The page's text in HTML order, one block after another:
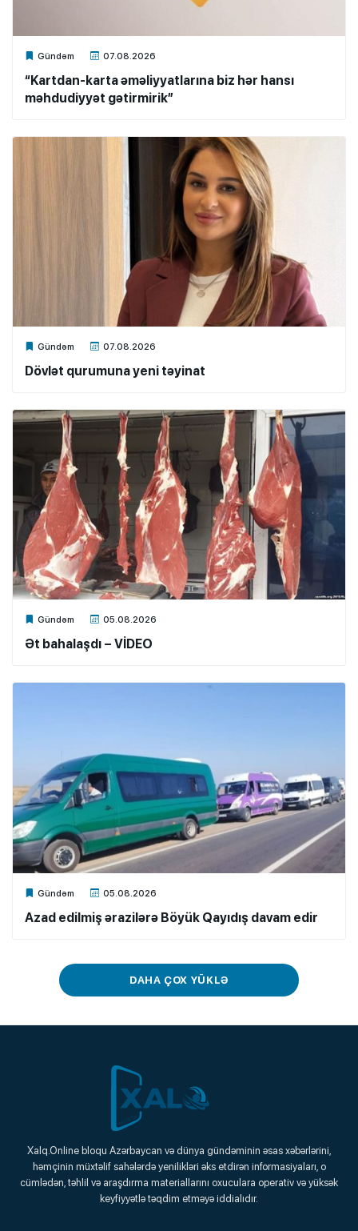
Gündəm 07.08.2026
Xalq.Online
“Kartdan-karta əməliyyatlarına biz hər hansı
məhdudiyyət gətirmirik”
Gündəm 07.08.2026
Xalq.Online
Dövlət qurumuna yeni təyinat
Gündəm 05.08.2026
Xalq.Online
Ət bahalaşdı – VİDEO
Gündəm 05.08.2026
Xalq.Online
Azad edilmiş ərazilərə Böyük Qayıdış davam edir
DAHA ÇOX YÜKLƏ
Xalq.Online
Onlayn Platforma
Xalq.Online bloqu Azərbaycan və dünya gündəminin əsas xəbərlərini,
həmçinin müxtəlif sahələrdə yenilikləri əks etdirən informasiyaları, o
cümlədən, təhlil və araşdırma materiallarını oxuculara operativ və yüksək
keyfiyyətlə təqdim etməyə iddialıdır.